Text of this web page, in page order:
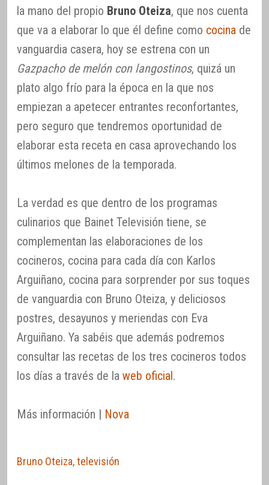
la mano del propio Bruno Oteiza, que nos cuenta
que va a elaborar lo que él define como cocina de
vanguardia casera, hoy se estrena con un
Gazpacho de melón con langostinos, quizá un
plato algo frío para la época en la que nos
empiezan a apetecer entrantes reconfortantes,
pero seguro que tendremos oportunidad de
elaborar esta receta en casa aprovechando los
últimos melones de la temporada.
La verdad es que dentro de los programas
culinarios que Bainet Televisión tiene, se
complementan las elaboraciones de los
cocineros, cocina para cada día con Karlos
Arguiñano, cocina para sorprender por sus toques
de vanguardia con Bruno Oteiza, y deliciosos
postres, desayunos y meriendas con Eva
Arguiñano. Ya sabéis que además podremos
consultar las recetas de los tres cocineros todos
los días a través de la web oficial.
Más información | Nova
Bruno Oteiza,televisión